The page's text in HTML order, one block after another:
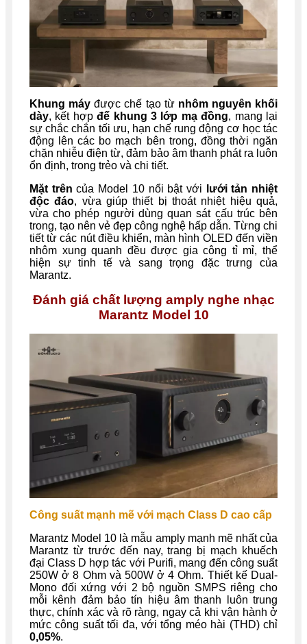
Khung máy được chế tạo từ nhôm nguyên khối
dày, kết hợpđế khung 3 lớp mạ đồng, mang lại
sự chắc chắn tối ưu, hạn chế rung động cơ học tác
động lên các bo mạch bên trong, đồng thời ngăn
chặn nhiễu điện từ, đảm bảo âm thanh phát ra luôn
ổn định, trong trẻo và chi tiết.
Mặt trên của Model 10 nổi bật với
lưới tản nhiệt
độc đáo, vừa giúp thiết bị thoát nhiệt hiệu quả,
vừa cho phép người dùng quan sát cấu trúc bên
trong, tạo nên vẻ đẹp công nghệ hấp dẫn. Từng chi
tiết từ các nút điều khiển, màn hình OLED đến viền
nhôm xung quanh đều được gia công tỉ mỉ, thể
hiện sự tinh tế và sang trọng đặc trưng của
Marantz.
Đánh giá chất lượng amply nghe nhạc
Marantz Model 10
Công suất mạnh mẽ với mạch Class D cao cấp
Marantz Model 10 là mẫu amply mạnh mẽ nhất của
Marantz từ trước đến nay, trang bị mạch khuếch
đại Class D hợp tác với Purifi, mang đến công suất
250W ở 8 Ohm và 500W ở 4 Ohm. Thiết kế Dual-
Mono đối xứng với 2 bộ nguồn SMPS riêng cho
mỗi kênh đảm bảo tín hiệu âm thanh luôn trung
thực, chính xác và rõ ràng, ngay cả khi vận hành ở
mức công suất tối đa, với tổng méo hài (THD) chỉ
0,05%.